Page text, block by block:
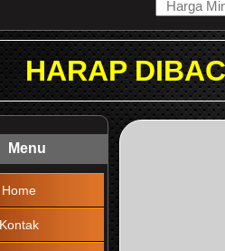
!!!
Menu
Home
Kontak